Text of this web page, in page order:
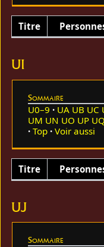
Titre
UI
Sommaire
U0–9 UA UB UC
UM UN UO UP UQ
Top
Voir aussi
Titre
UJ
Sommaire